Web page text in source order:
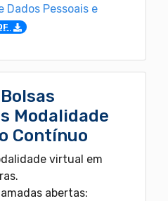
Dados Pessoais e
Modalidade
Contínuo
virtual em
abertas: